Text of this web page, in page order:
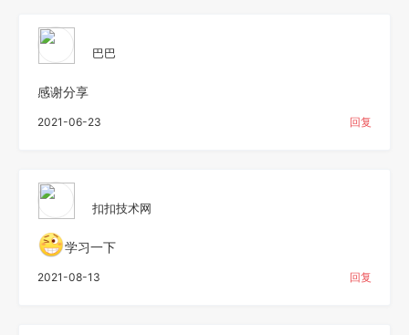
巴巴
感谢分享
2021-06-23 回复
扣扣技术网
学习一下
2021-08-13 回复